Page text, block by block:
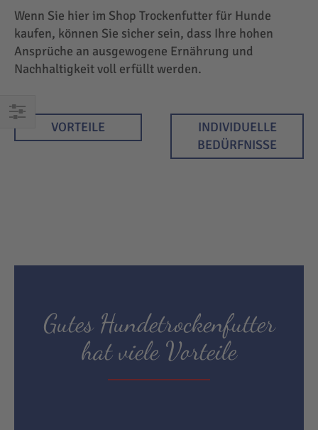
EINKAUFEN
Wenn Sie hier im Shop Trockenfutter für Hunde
kaufen, können Sie sicher sein, dass Ihre hohen
Ansprüche an ausgewogene Ernährung und
Nachhaltigkeit voll erfüllt werden.
VORTEILE
INDIVIDUELLE
BEDÜRFNISSE
Gutes Hundetrockenfutter
hat viele Vorteile